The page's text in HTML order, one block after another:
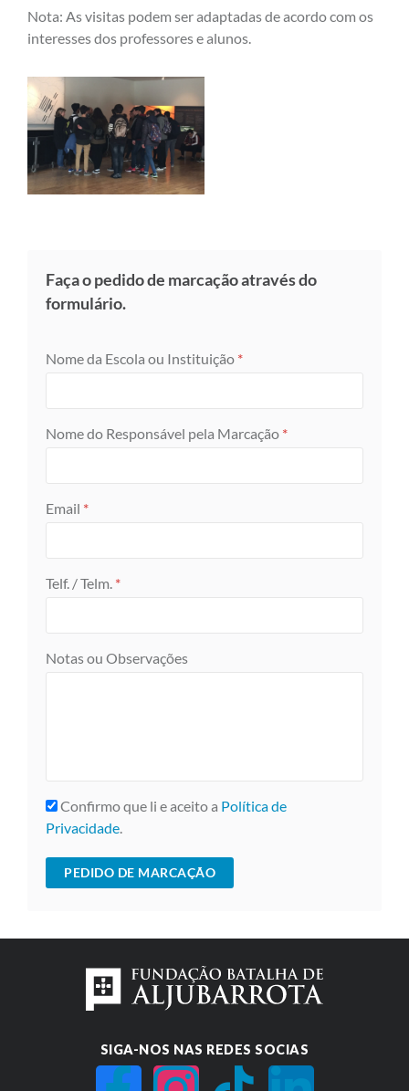
Nota: As visitas podem ser adaptadas de acordo com os
interesses dos professores e alunos.
Faça o pedido de marcação através do
formulário.
Nome da Escola ou Instituição *
Nome do Responsável pela Marcação *
Email *
Telf. / Telm. *
Notas ou Observações
Confirmo que li e aceito a Política de
Privacidade.
SIGA-NOS NAS REDES SOCIAS